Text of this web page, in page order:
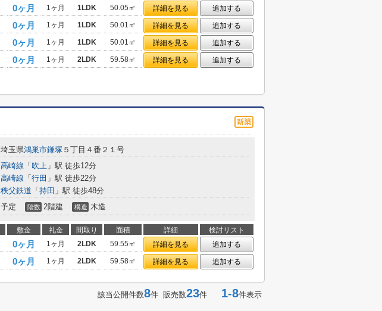
0ヶ月 1ヶ月 1LDK 50.05㎡ 詳細を見る
追加する
0ヶ月 1ヶ月 1LDK 50.01㎡ 詳細を見る
追加する
0ヶ月 1ヶ月 1LDK 50.01㎡ 詳細を見る
追加する
0ヶ月 1ヶ月 2LDK 59.58㎡ 詳細を見る 追加する
埼玉県鴻巣市鎌塚 ５丁目４番２１号
高崎線 「 吹上 」駅 徒歩12分
高崎線 「 行田 」駅 徒歩22分
秩父鉄道 「 持田 」駅 徒歩48分
予定 階数 2階建 構造 木造
敷金 礼金 間取り 面積 詳細
検討リスト
0ヶ月 1ヶ月 2LDK 59.55㎡ 詳細を見る
追加する
0ヶ月 1ヶ月 2LDK 59.58㎡ 詳細を見る 追加する
該当公開件数8件 販売数23件 1-8件表示